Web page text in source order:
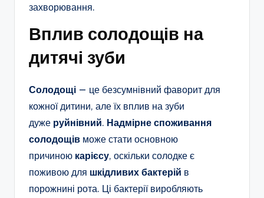
захворювання.
Вплив солодощів на
дитячі зуби
Солодощі — це безсумнівний фаворит для
кожної дитини, але їх вплив на зуби
дуже руйнівний. Надмірне споживання
солодощів може стати основною
причиною карієсу, оскільки солодке є
поживою для шкідливих бактерій в
порожнині рота. Ці бактерії виробляють